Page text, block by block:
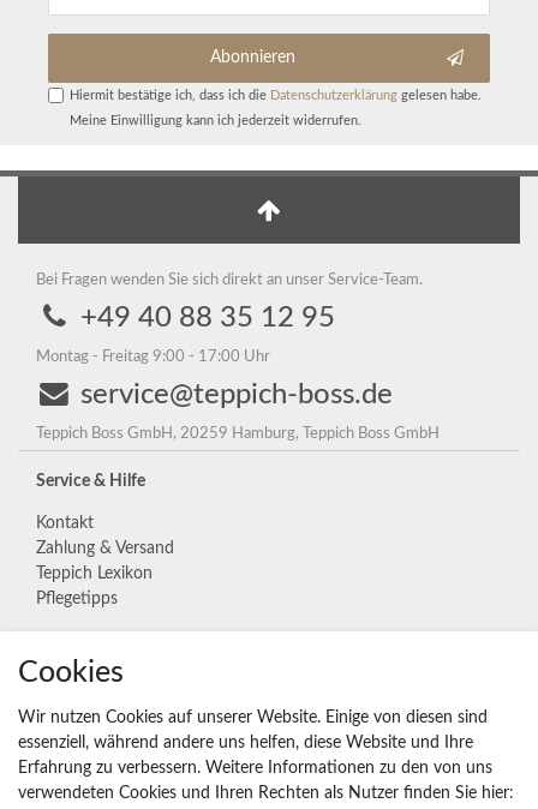
Abonnieren
Hiermit bestätige ich, dass ich die Daten­schutz­erklärunggelesen habe.
Meine Einwilligung kann ich jederzeit widerrufen.
Bei Fragen wenden Sie sich direkt an unser Service-Team.
+49 40 88 35 12 95
Montag - Freitag 9:00 - 17:00 Uhr
service@teppich-boss.de
Teppich Boss GmbH, 20259 Hamburg, Teppich Boss GmbH
Service & Hilfe
Kontakt
Zahlung & Versand
Teppich Lexikon
Pflegetipps
Unternehmen
Widerrufs­recht
Vertrag widerrufen
Impressum
Daten­schutz­erklärung
Cookies
Wir nutzen Cookies auf unserer Website. Einige von diesen sind
essenziell, während andere uns helfen, diese Website und Ihre
Erfahrung zu verbessern. Weitere Informationen zu den von uns
verwendeten Cookies und Ihren Rechten als Nutzer finden Sie hier: